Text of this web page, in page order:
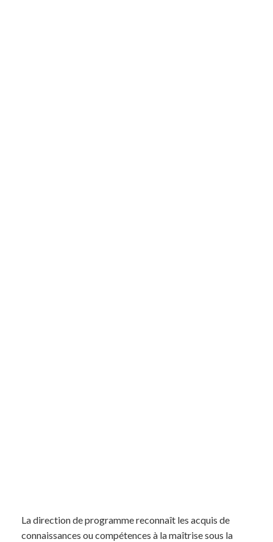
La direction de programme reconnaît les acquis de
connaissances ou compétences à la maîtrise sous la